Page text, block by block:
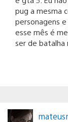
pug a mesma
personagens e
esse mês é
ser de batalha